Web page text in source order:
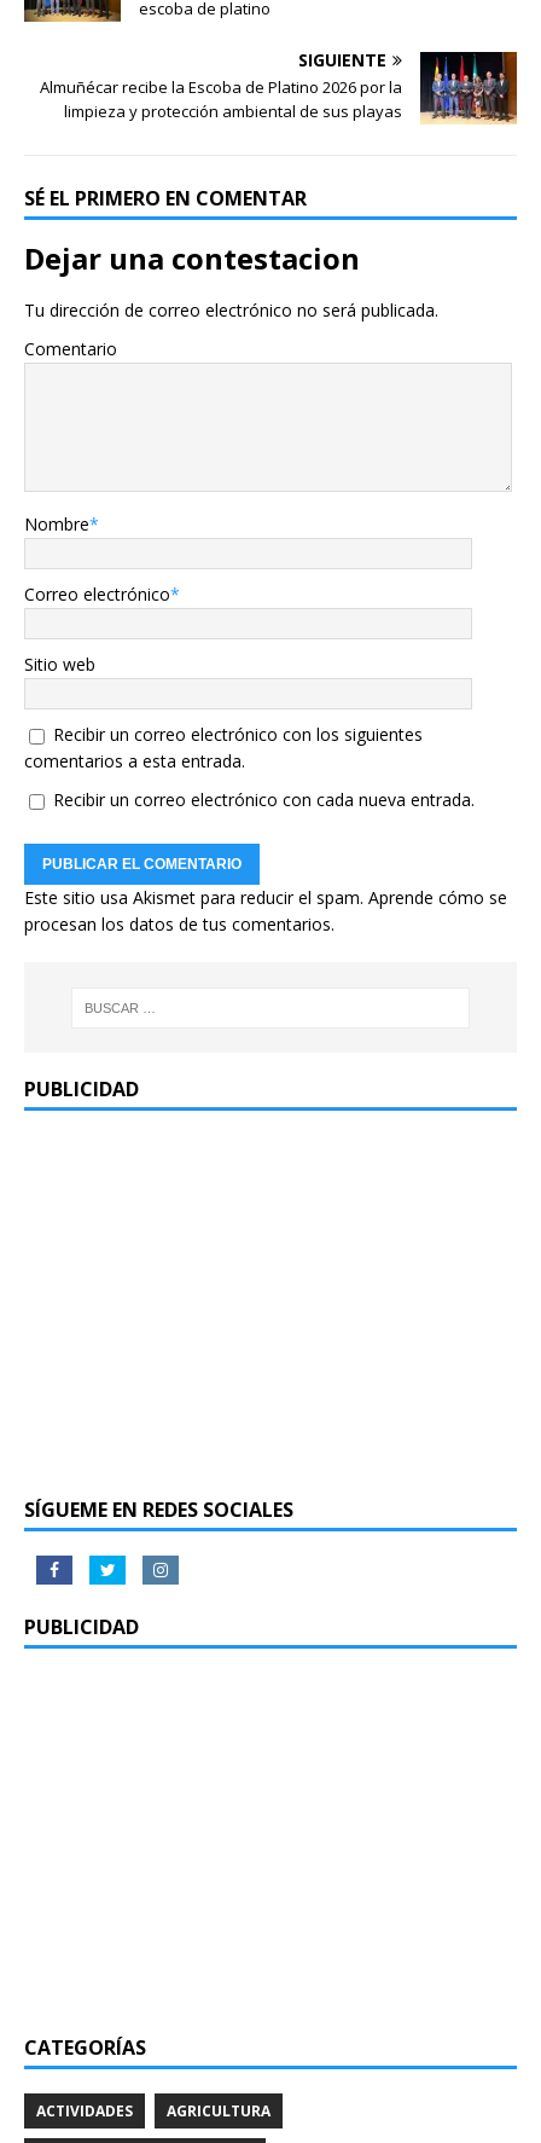
escoba de platino
SIGUIENTE
Almuñécar recibe la Escoba de Platino 2026 por la
limpieza y protección ambiental de sus playas
SÉ EL PRIMERO EN COMENTAR
Dejar una contestacion
Tu dirección de correo electrónico no será publicada.
Comentario
Nombre*
Correo electrónico*
Sitio web
Recibir un correo electrónico con los siguientes
comentarios a esta entrada.
Recibir un correo electrónico con cada nueva entrada.
Este sitio usa Akismet para reducir el spam. Aprende cómo se
procesan los datos de tus comentarios.
PUBLICIDAD
SÍGUEME EN REDES SOCIALES
PUBLICIDAD
CATEGORÍAS
ACTIVIDADES AGRICULTURA